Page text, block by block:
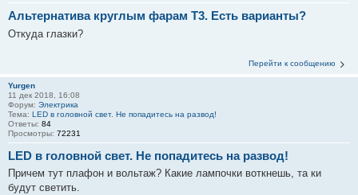
Альтернатива круглым фарам Т3. Есть варианты?
Откуда глазки?
Перейти к сообщению
Yurgen
11 дек 2018, 16:08
Форум: Электрика
Тема: LED в головной свет. Не попадитесь на развод!
Ответы: 84
Просмотры: 72231
LED в головной свет. Не попадитесь на развод!
Причем тут плафон и вольтаж? Какие лампочки воткнешь, та ки
будут светить.